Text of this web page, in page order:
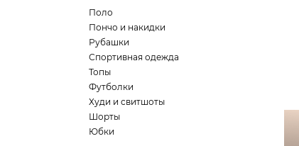
Поло
Пончо и накидки
Рубашки
Спортивная одежда
Топы
Футболки
Худи и свитшоты
Шорты
Юбки